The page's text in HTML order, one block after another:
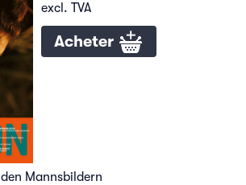
excl. TVA
Acheter
Mannsbildern